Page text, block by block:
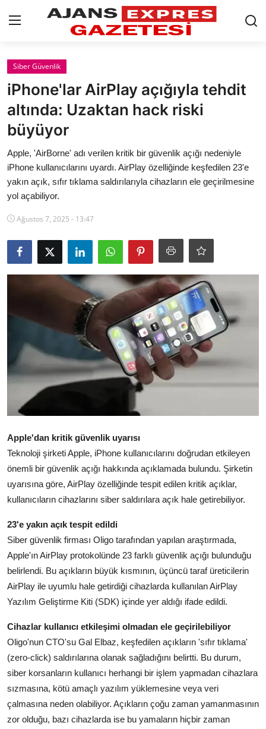
GİRİŞ YAP
AnaSayfa
Eskişehir Siyaset
Siyaset
Türkiye Gündemi
Yerel
Eğitim
Özel Haber
Teknoloji
Spor
TBMM Haberleri
Belediye
Sağlık
SON DAKİKA
Köşe Yazısı
Dernek
Galeri
Gastronomi
E-GAZETE
Siber Güvenlik
iPhone'lar AirPlay açığıyla tehdit
altında: Uzaktan hack riski
büyüyor
Apple, 'AirBorne' adı verilen kritik bir güvenlik açığı nedeniyle
iPhone kullanıcılarını uyardı. AirPlay özelliğinde keşfedilen 23'e
yakın açık, sıfır tıklama saldırılarıyla cihazların ele geçirilmesine
yol açabiliyor.
Ağustos 7, 2025 - 13:47
Apple'dan kritik güvenlik uyarısı
Teknoloji şirketi Apple, iPhone kullanıcılarını doğrudan etkileyen
önemli bir güvenlik açığı hakkında açıklamada bulundu. Şirketin
uyarısına göre, AirPlay özelliğinde tespit edilen kritik açıklar,
kullanıcıların cihazlarını siber saldırılara açık hale getirebiliyor.
23'e yakın açık tespit edildi
Siber güvenlik firması Oligo tarafından yapılan araştırmada,
Apple'ın AirPlay protokolünde 23 farklı güvenlik açığı bulunduğu
belirlendi. Bu açıkların büyük kısmının, üçüncü taraf üreticilerin
AirPlay ile uyumlu hale getirdiği cihazlarda kullanılan AirPlay
Yazılım Geliştirme Kiti (SDK) içinde yer aldığı ifade edildi.
Cihazlar kullanıcı etkileşimi olmadan ele geçirilebiliyor
Oligo'nun CTO'su Gal Elbaz, keşfedilen açıkların 'sıfır tıklama'
(zero-click) saldırılarına olanak sağladığını belirtti. Bu durum,
siber korsanların kullanıcı herhangi bir işlem yapmadan cihazlara
sızmasına, kötü amaçlı yazılım yüklemesine veya veri
çalmasına neden olabiliyor. Açıkların çoğu zaman yamanmasının
zor olduğu, bazı cihazlarda ise bu yamaların hiçbir zaman